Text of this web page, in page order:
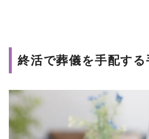
終活で葬儀を手配する